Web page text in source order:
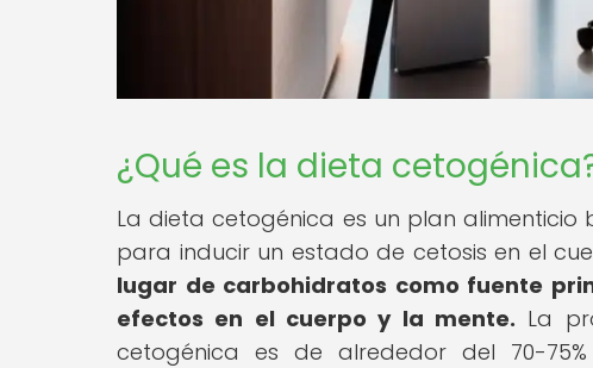
¿Qué es la dieta
La dieta cetogénica es un plan
para inducir un estado de cetosis en el
lugar de carbohidratos como fuente
efectos en el cuerpo y la mente. La
cetogénica es de alrededor del 70-